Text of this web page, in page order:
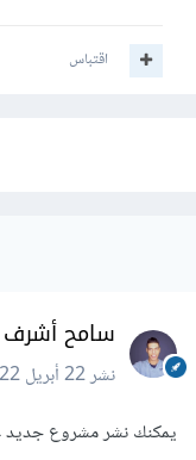
اقتباس
سامح أشرف
نشر22 أبريل 2022
يمكنك نشر مشروع جديد